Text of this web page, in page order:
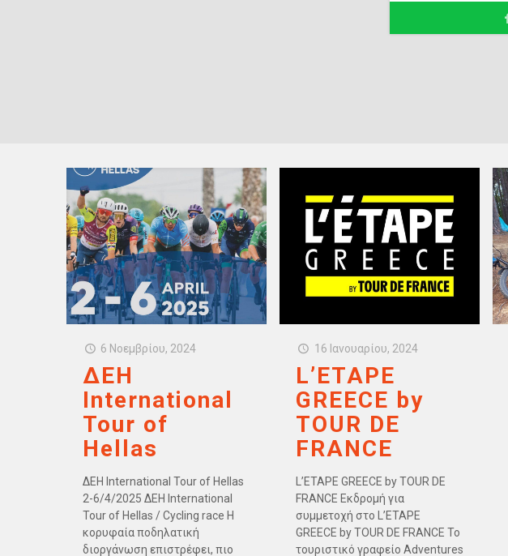
6 Νοεμβρίου, 2024
ΔΕΗ
International
Tour of
Hellas
ΔΕΗ International Tour of Hellas
2-6/4/2025 ΔΕΗ International
Tour of Hellas / Cycling race Η
κορυφαία ποδηλατική
διοργάνωση επιστρέφει, πιο
16 Ιανουαρίου, 2024
L’ETAPE
GREECE by
TOUR DE
FRANCE
L’ETAPE GREECE by TOUR DE
FRANCE Εκδρομή για
συμμετοχή στο L’ETAPE
GREECE by TOUR DE FRANCE Το
τουριστικό γραφείο Adventures